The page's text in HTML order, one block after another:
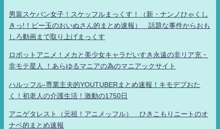
男装スケバン女子！スケッフルまっくす！（新・ナンノひゃくし
きっ!！ビー玉のおいぬさん的まとめ速報） 話題な事件からおも
しろ動画まで取り上げまっくす
ロボットアニメ！メカと美少女キャラだいすき永遠の非リア充・
非モテ星人 ！あらゆるマニアの為のマニアックサイト
ハルッフル-専業主夫的YOUTUBERまとめ速報！キモデブおた
く！初老人の介護生活！激動の1750日
アニゲタレスト（元祖！アニメッフル） ひきこもりニートのオ
ナベ的まとめ速報